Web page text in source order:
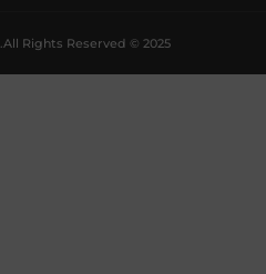
All Rights Reserved © 2025